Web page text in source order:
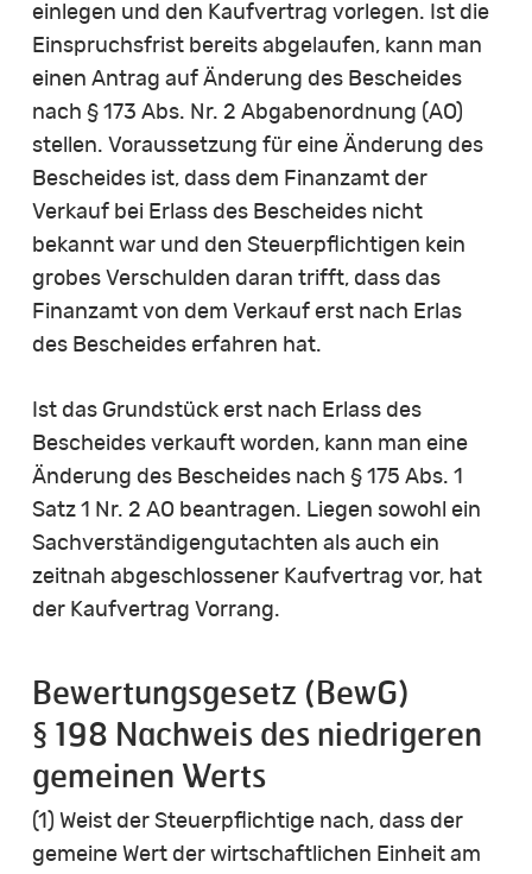
einlegen und den Kaufvertrag vorlegen. Ist die
Einspruchsfrist bereits abgelaufen, kann man
einen Antrag auf Änderung des Bescheides
nach § 173 Abs. Nr. 2 Abgabenordnung (AO)
stellen. Voraussetzung für eine Änderung des
Bescheides ist, dass dem Finanzamt der
Verkauf bei Erlass des Bescheides nicht
bekannt war und den Steuerpflichtigen kein
grobes Verschulden daran trifft, dass das
Finanzamt von dem Verkauf erst nach Erlas
des Bescheides erfahren hat.
Ist das Grundstück erst nach Erlass des
Bescheides verkauft worden, kann man eine
Änderung des Bescheides nach § 175 Abs. 1
Satz 1 Nr. 2 AO beantragen. Liegen sowohl ein
Sachverständigengutachten als auch ein
zeitnah abgeschlossener Kaufvertrag vor, hat
der Kaufvertrag Vorrang.
Bewertungsgesetz (BewG)
§ 198 Nachweis des niedrigeren
gemeinen Werts
(1) Weist der Steuerpflichtige nach, dass der
gemeine Wert der wirtschaftlichen Einheit am